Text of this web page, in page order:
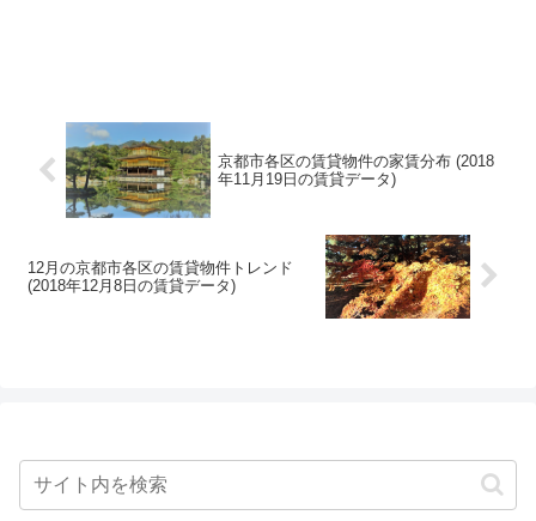
京都市各区の賃貸物件の家賃分布 (2018
年11月19日の賃貸データ)
12月の京都市各区の賃貸物件トレンド
(2018年12月8日の賃貸データ)